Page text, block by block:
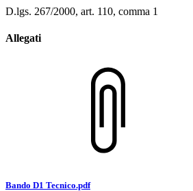
D.lgs. 267/2000, art. 110, comma 1
Allegati
Bando D1 Tecnico.pdf